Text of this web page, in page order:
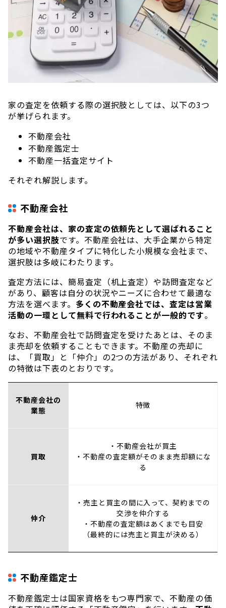
家の査定を依頼する際の選択肢としては、以下の3つ
が挙げられます。
不動産会社
不動産鑑定士
不動産一括査定サイト
それぞれ解説します。
不動産会社
不動産会社は、家の査定の依頼先として選ばれること
が多い選択肢です。不動産会社は、大手企業から特定
の地域や不動産タイプに特化した小規模な会社まで、
選択肢は多岐にわたります。
査定方法には、簡易査定（机上査定）や訪問査定など
があり、顧客は自分の状況やニーズに合わせて最適な
方法を選べます。 多くの不動産会社では、査定は営業
活動の一環として無料で行われることが一般的です。
なお、不動産会社で訪問査定を受けたあとは、そのま
ま売却を依頼することもできます。不動産の売却に
は、「買取」と「仲介」の2つの方法があり、それぞれ
の特徴は下表のとおりです。
不動産会社の
業態
特徴
買取
・不動産会社が買主
・不動産の査定額がそのまま売却額にな
る
仲介
・売主と買主の間に入って、契約までの
交渉を仲介する
・不動産の査定額はあくまでも目安
（最終的には売主と買主が決める）
不動産鑑定士
不動産鑑定士は国家資格をもつ専門家で、不動産の価